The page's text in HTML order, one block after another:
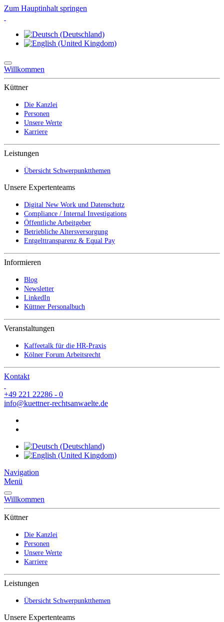
Zum Hauptinhalt springen
Willkommen
Küttner
Die Kanzlei
Personen
Unsere Werte
Karriere
Leistungen
Übersicht Schwerpunktthemen
Unsere Expertenteams
Digital New Work und Datenschutz
Compliance / Internal Investigations
Öffentliche Arbeitgeber
Betriebliche Altersversorgung
Entgelttransparenz & Equal Pay
Informieren
Blog
Newsletter
LinkedIn
Küttner Personalbuch
Veranstaltungen
Kaffeetalk für die HR-Praxis
Kölner Forum Arbeitsrecht
Kontakt
+49 221 22286 - 0
info@kuettner-rechtsanwaelte.de
Navigation
Menü
Willkommen
Küttner
Die Kanzlei
Personen
Unsere Werte
Karriere
Leistungen
Übersicht Schwerpunktthemen
Unsere Expertenteams